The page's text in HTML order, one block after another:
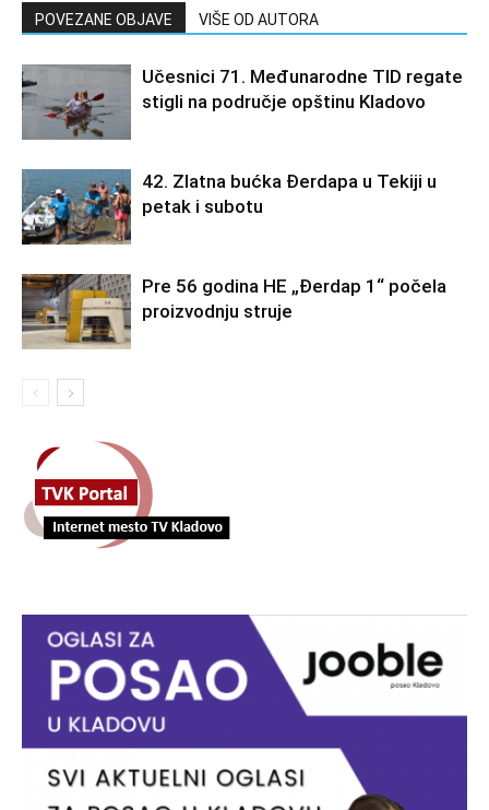
POVEZANE OBJAVE VIŠE OD AUTORA
Učesnici 71. Međunarodne TID regate
stigli na područje opštinu Kladovo
42. Zlatna bućka Đerdapa u Tekiji u
petak i subotu
Pre 56 godina HE „Đerdap 1“ počela
proizvodnju struje